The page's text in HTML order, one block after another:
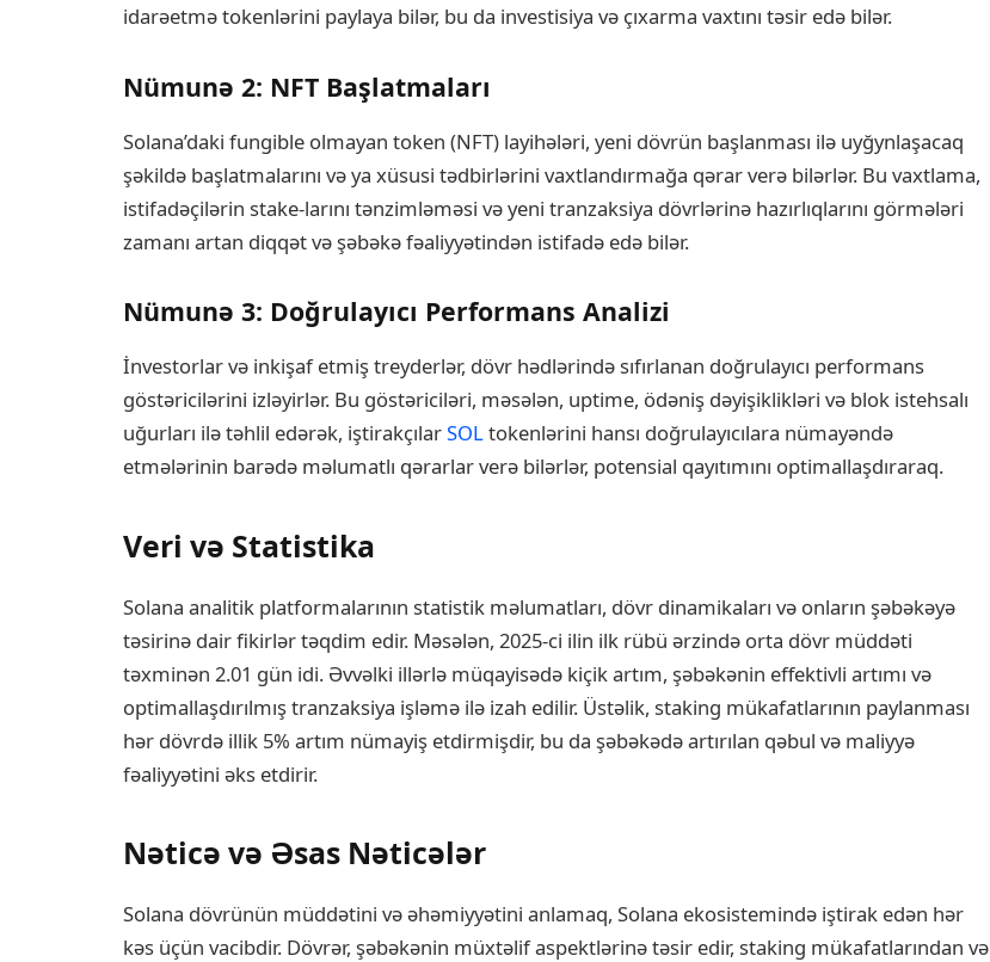
idarəetmə tokenlərini paylaya bilər, bu da investisiya və çıxarma vaxtını təsir edə bilər.
Nümunə 2: NFT Başlatmaları
Solana’daki fungible olmayan token (NFT) layihələri, yeni dövrün başlanması ilə uyğynlaşacaq
şəkildə başlatmalarını və ya xüsusi tədbirlərini vaxtlandırmağa qərar verə bilərlər. Bu vaxtlama,
istifadəçilərin stake-larını tənzimləməsi və yeni tranzaksiya dövrlərinə hazırlıqlarını görmələri
zamanı artan diqqət və şəbəkə fəaliyyətindən istifadə edə bilər.
Nümunə 3: Doğrulayıcı Performans Analizi
İnvestorlar və inkişaf etmiş treyderlər, dövr hədlərində sıfırlanan doğrulayıcı performans
göstəricilərini izləyirlər. Bu göstəriciləri, məsələn, uptime, ödəniş dəyişiklikləri və blok istehsalı
uğurları ilə təhlil edərək, iştirakçılarSOLtokenlərini hansı doğrulayıcılara nümayəndə
etmələrinin barədə məlumatlı qərarlar verə bilərlər, potensial qayıtımını optimallaşdıraraq.
Veri və Statistika
Solana analitik platformalarının statistik məlumatları, dövr dinamikaları və onların şəbəkəyə
təsirinə dair fikirlər təqdim edir. Məsələn, 2025-ci ilin ilk rübü ərzində orta dövr müddəti
təxminən 2.01 gün idi. Əvvəlki illərlə müqayisədə kiçik artım, şəbəkənin effektivli artımı və
optimallaşdırılmış tranzaksiya işləmə ilə izah edilir. Üstəlik, staking mükafatlarının paylanması
hər dövrdə illik 5% artım nümayiş etdirmişdir, bu da şəbəkədə artırılan qəbul və maliyyə
fəaliyyətini əks etdirir.
Nəticə və Əsas Nəticələr
Solana dövrünün müddətini və əhəmiyyətini anlamaq, Solana ekosistemində iştirak edən hər
kəs üçün vacibdir. Dövrər, şəbəkənin müxtəlif aspektlərinə təsir edir, staking mükafatlarından və